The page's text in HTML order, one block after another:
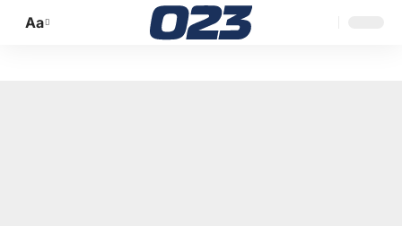
Promijeni
Aa